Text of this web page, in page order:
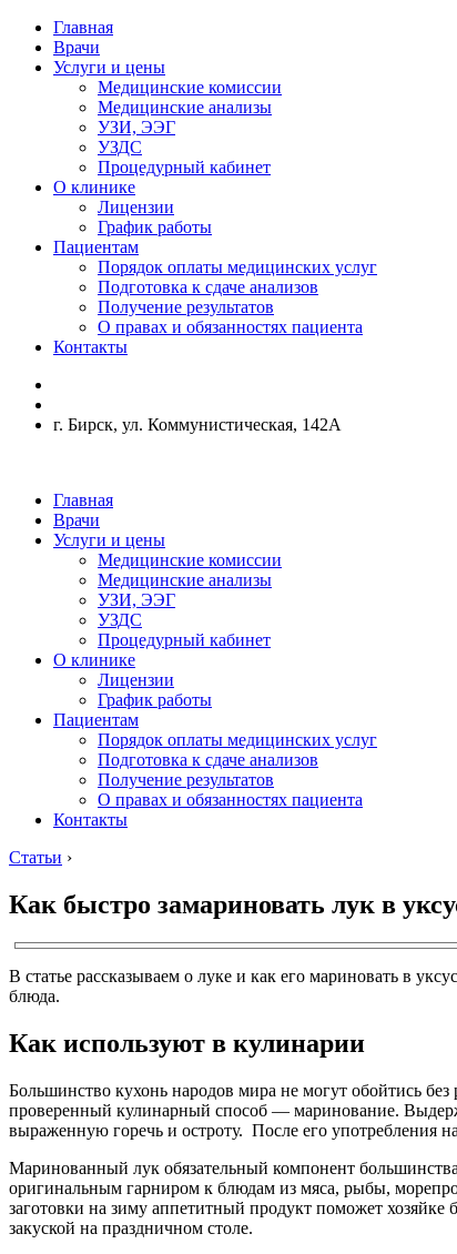
Главная
Врачи
Услуги и цены
Медицинские комиссии
Медицинские анализы
УЗИ, ЭЭГ
УЗДС
Процедурный кабинет
О клинике
Лицензии
График работы
Пациентам
Порядок оплаты медицинских услуг
Подготовка к сдаче анализов
Получение результатов
О правах и обязанностях пациента
Контакты
г. Бирск, ул. Коммунистическая, 142А
Главная
Врачи
Услуги и цены
Медицинские комиссии
Медицинские анализы
УЗИ, ЭЭГ
УЗДС
Процедурный кабинет
О клинике
Лицензии
График работы
Пациентам
Порядок оплаты медицинских услуг
Подготовка к сдаче анализов
Получение результатов
О правах и обязанностях пациента
Контакты
Статьи ›
Как быстро замариновать лук в
В статье рассказываем о луке и как его мариновать в
блюда.
Как используют в кулинарии
Большинство кухонь народов мира не могут обойтись
проверенный кулинарный способ — маринование.
выраженную горечь и остроту. После его употребления
Маринованный лук обязательный компонент
оригинальным гарниром к блюдам из мяса, рыбы,
заготовки на зиму аппетитный продукт поможет
закуской на праздничном столе.